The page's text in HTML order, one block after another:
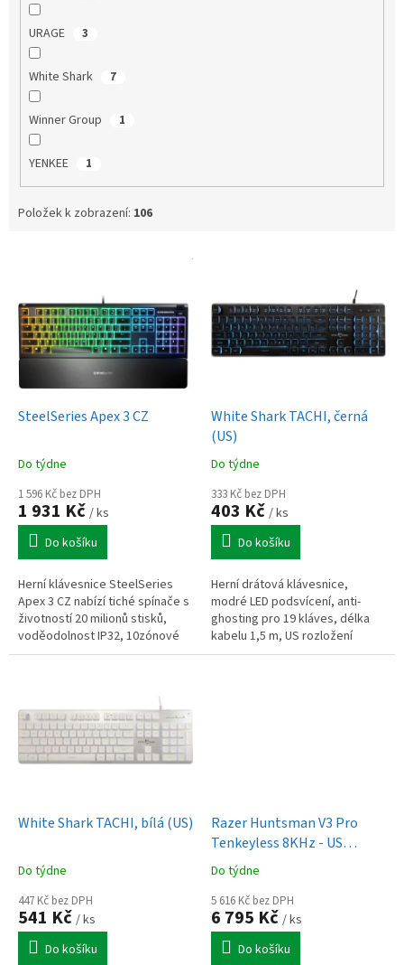
URAGE 3
White Shark 7
Winner Group 1
YENKEE 1
Položek k zobrazení: 106
p
SteelSeries Apex 3 CZ
Do týdne
1 596 Kč bez DPH
1 931 Kč / ks
Do košíku
Herní klávesnice SteelSeries
Apex 3 CZ nabízí tiché spínače s
životností 20 milionů stisků,
voděodolnost IP32, 10zónové
RGB podsvícení, magnetickou
White Shark TACHI, černá
(US)
Do týdne
333 Kč bez DPH
403 Kč / ks
Do košíku
Herní drátová klávesnice,
modré LED podsvícení, anti-
ghosting pro 19 kláves, délka
kabelu 1,5 m, US rozložení
kláves, černá
White Shark TACHI, bílá (US)
Do týdne
447 Kč bez DPH
541 Kč / ks
Do košíku
Razer Huntsman V3 Pro
Tenkeyless 8KHz - US
Layout
Do týdne
5 616 Kč bez DPH
6 795 Kč / ks
Do košíku